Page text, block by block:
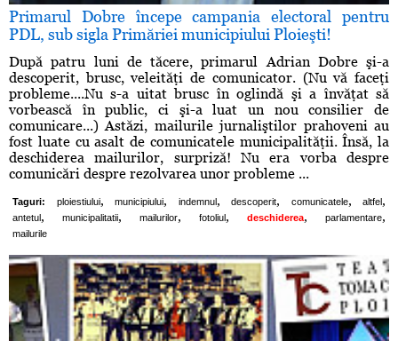
Primarul Dobre începe campania electoral pentru
PDL, sub sigla Primăriei municipiului Ploieşti!
După patru luni de tăcere, primarul Adrian Dobre şi-a
descoperit, brusc, veleităţi de comunicator. (Nu vă faceţi
probleme....Nu s-a uitat brusc în oglindă şi a învăţat să
vorbească în public, ci şi-a luat un nou consilier de
comunicare...) Astăzi, mailurile jurnaliştilor prahoveni au
fost luate cu asalt de comunicatele municipalităţii. Însă, la
deschiderea mailurilor, surpriză! Nu era vorba despre
comunicări despre rezolvarea unor probleme ...
Taguri: ploiestiului, municipiului, indemnul, descoperit, comunicatele, altfel ,
antetul , municipalitatii, mailurilor, fotoliul , deschiderea, parlamentare,
mailurile